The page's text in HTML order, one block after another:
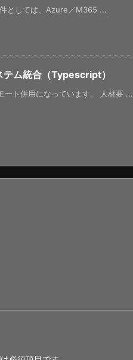
としては、Azure／M365 ...
テム統合（Typescript）
ート併用になっています。 人材要 ...